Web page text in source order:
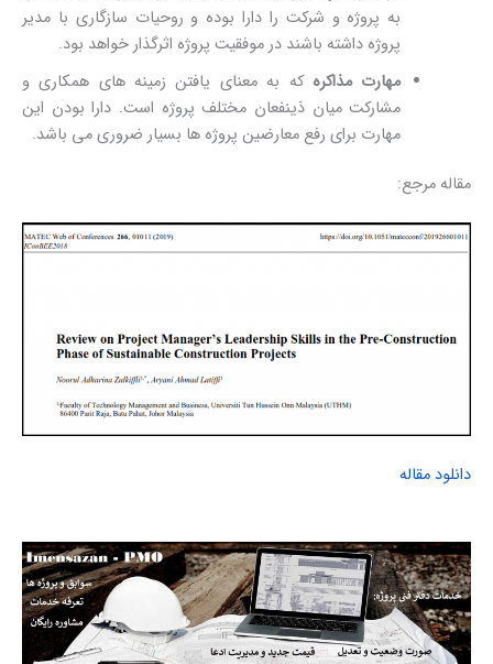
به پروژه و شرکت را دارا بوده و روحیات سازگاری با مدیر
پروژه داشته باشند در موفقیت پروژه اثرگذار خواهد بود.
مهارت مذاکرهکه به معنای یافتن زمینه های همکاری و
مشارکت میان ذینفعان مختلف پروژه است. دارا بودن این
مهارت برای رفع معارضین پروژه ها بسیار ضروری می باشد.
مقاله مرجع:
دانلود مقاله